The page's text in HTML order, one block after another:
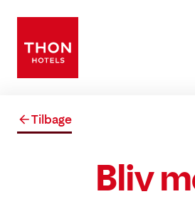
Tilbage
Bliv